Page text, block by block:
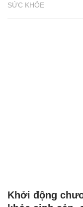
SỨC KHỎE
Khởi động